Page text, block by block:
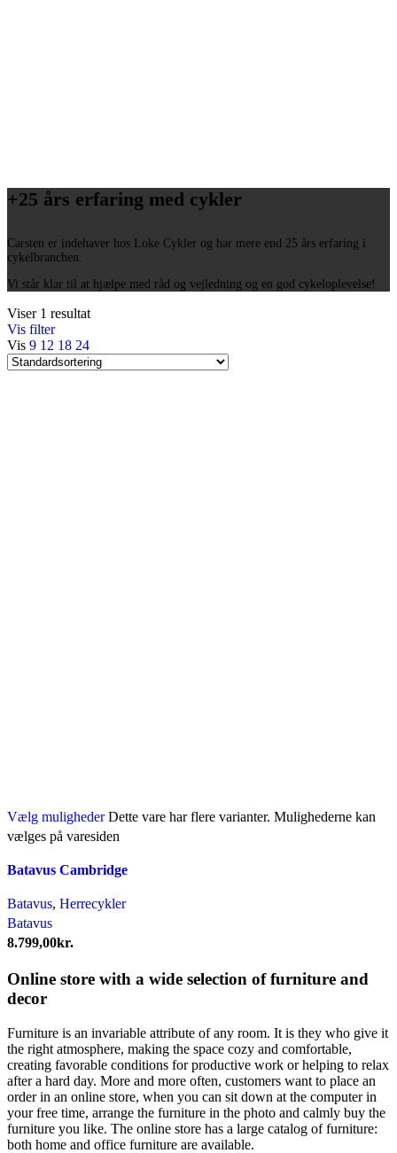
+25 års erfaring med cykler
Carsten er indehaver hos Loke Cykler og har mere end 25 års erfaring i
cykelbranchen.
Vi står klar til at hjælpe med råd og vejledning og en god cykeloplevelse!
Viser 1 resultat
Vis filter
Vis 9 12 18 24
Vælg muligheder Dette vare har flere varianter. Mulighederne kan
vælges på varesiden
Batavus Cambridge
Batavus, Herrecykler
Batavus
8.799,00kr.
Online store with a wide selection of furniture and
decor
Furniture is an invariable attribute of any room. It is they who give it
the right atmosphere, making the space cozy and comfortable,
creating favorable conditions for productive work or helping to relax
after a hard day. More and more often, customers want to place an
order in an online store, when you can sit down at the computer in
your free time, arrange the furniture in the photo and calmly buy the
furniture you like. The online store has a large catalog of furniture:
both home and office furniture are available.